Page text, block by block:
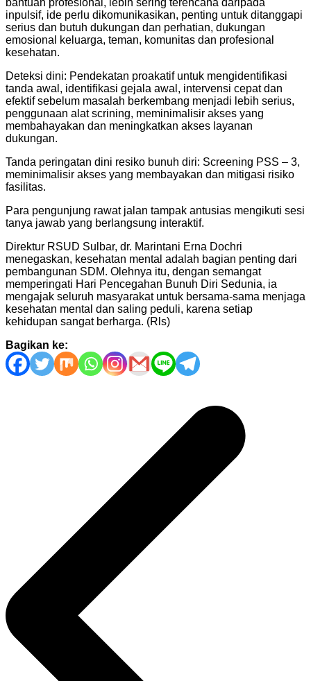
bantuan profesional, lebih sering terencana daripada
inpulsif, ide perlu dikomunikasikan, penting untuk ditanggapi
serius dan butuh dukungan dan perhatian, dukungan
emosional keluarga, teman, komunitas dan profesional
kesehatan.
Deteksi dini: Pendekatan proakatif untuk mengidentifikasi
tanda awal, identifikasi gejala awal, intervensi cepat dan
efektif sebelum masalah berkembang menjadi lebih serius,
penggunaan alat scrining, meminimalisir akses yang
membahayakan dan meningkatkan akses layanan
dukungan.
Tanda peringatan dini resiko bunuh diri: Screening PSS – 3,
meminimalisir akses yang membayakan dan mitigasi risiko
fasilitas.
Para pengunjung rawat jalan tampak antusias mengikuti sesi
tanya jawab yang berlangsung interaktif.
Direktur RSUD Sulbar, dr. Marintani Erna Dochri
menegaskan, kesehatan mental adalah bagian penting dari
pembangunan SDM. Olehnya itu, dengan semangat
memperingati Hari Pencegahan Bunuh Diri Sedunia, ia
mengajak seluruh masyarakat untuk bersama-sama menjaga
kesehatan mental dan saling peduli, karena setiap
kehidupan sangat berharga. (Rls)
Bagikan ke: